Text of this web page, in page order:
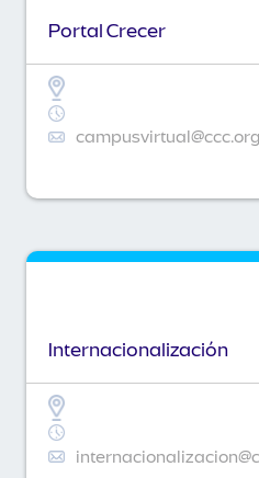
Portal Crecer
Internacionalización